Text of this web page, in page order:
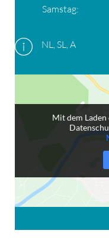
Samstag:
NL, SL, A
Mit dem